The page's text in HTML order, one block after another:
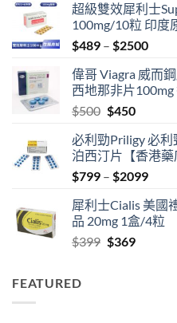
超級雙效犀利士
100mg/10粒 印度
$489 – $2500Price
$489
偉哥 Viagra 威而
西地那非片
$500 Original
was:
$500.
$450Current
is:
$450.
必利勁Priligy 必
泊西汀片【香港藥
$799 – $2099Price
$799
犀利士Cialis 美國
品 20mg 1盒/4粒
$399 Original
$369Current
FEATURED